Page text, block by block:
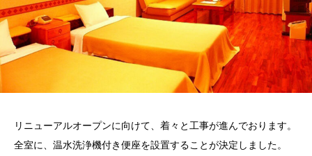
リニューアルオープンに向けて、着々と工事が進んでおります。
全室に、温水洗浄機付き便座を設置することが決定しました。